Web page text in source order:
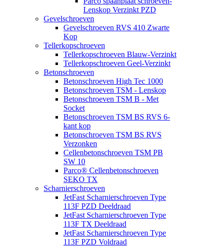
Lenskop Verzinkt PZD
Gevelschroeven
Gevelschroeven RVS 410 Zwarte
Kop
Tellerkopschroeven
Tellerkopschroeven Blauw-Verzinkt
Tellerkopschroeven Geel-Verzinkt
Betonschroeven
Betonschroeven High Tec 1000
Betonschroeven TSM - Lenskop
Betonschroeven TSM B - Met
Socket
Betonschroeven TSM BS RVS 6-
kant kop
Betonschroeven TSM BS RVS
Verzonken
Cellenbetonschroeven TSM PB
SW 10
Parco® Cellenbetonschroeven
SEKO TX
Scharnierschroeven
JetFast Scharnierschroeven Type
113F PZD Deeldraad
JetFast Scharnierschroeven Type
113F TX Deeldraad
JetFast Scharnierschroeven Type
113F PZD Voldraad